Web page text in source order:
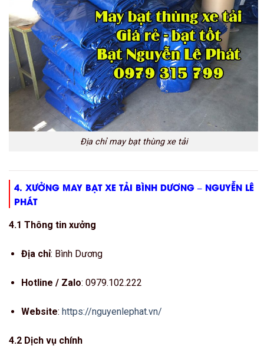
Địa chỉ may bạt thùng xe tải
4. XƯỞNG MAY BẠT XE TẢI BÌNH DƯƠNG – NGUYỄN LÊ
PHÁT
4.1 Thông tin xưởng
Địa chỉ: Bình Dương
Hotline / Zalo: 0979.102.222
Website: https://nguyenlephat.vn/
4.2 Dịch vụ chính